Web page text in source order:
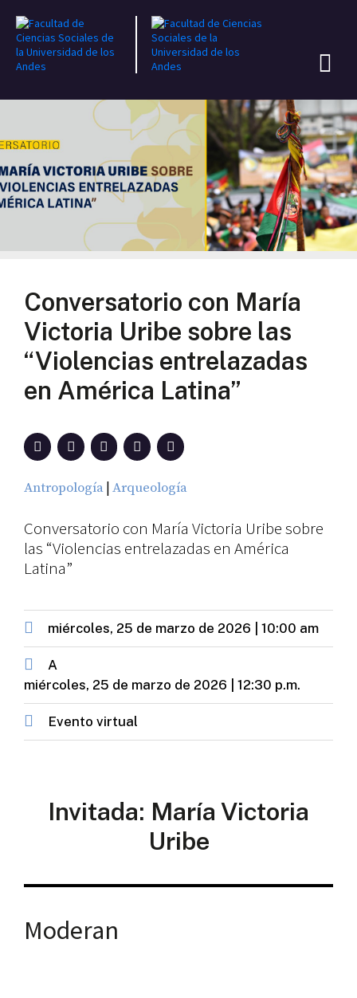
Conversatorio con María
Victoria Uribe sobre las
“Violencias entrelazadas
en América Latina”
Antropología|Arqueología
Conversatorio con María Victoria Uribe sobre
las “Violencias entrelazadas en América
Latina”
miércoles, 25 de marzo de 2026 | 10:00 am
A
miércoles, 25 de marzo de 2026 | 12:30 p.m.
Evento virtual
Invitada: María Victoria
Uribe
Moderan